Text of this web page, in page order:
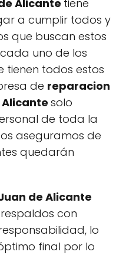
Alicante tiene
a cumplir todos y
que buscan estos
uno de los
tienen todos estos
de reparacion
solo
de toda la
aseguramos de
quedarán
de Alicante
con
lo
final por lo